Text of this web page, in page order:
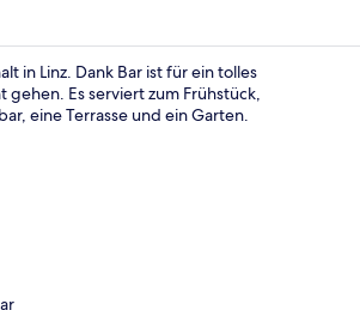
in Linz. Dank Bar ist für ein tolles
Es serviert zum Frühstück,
eine Terrasse und ein Garten.